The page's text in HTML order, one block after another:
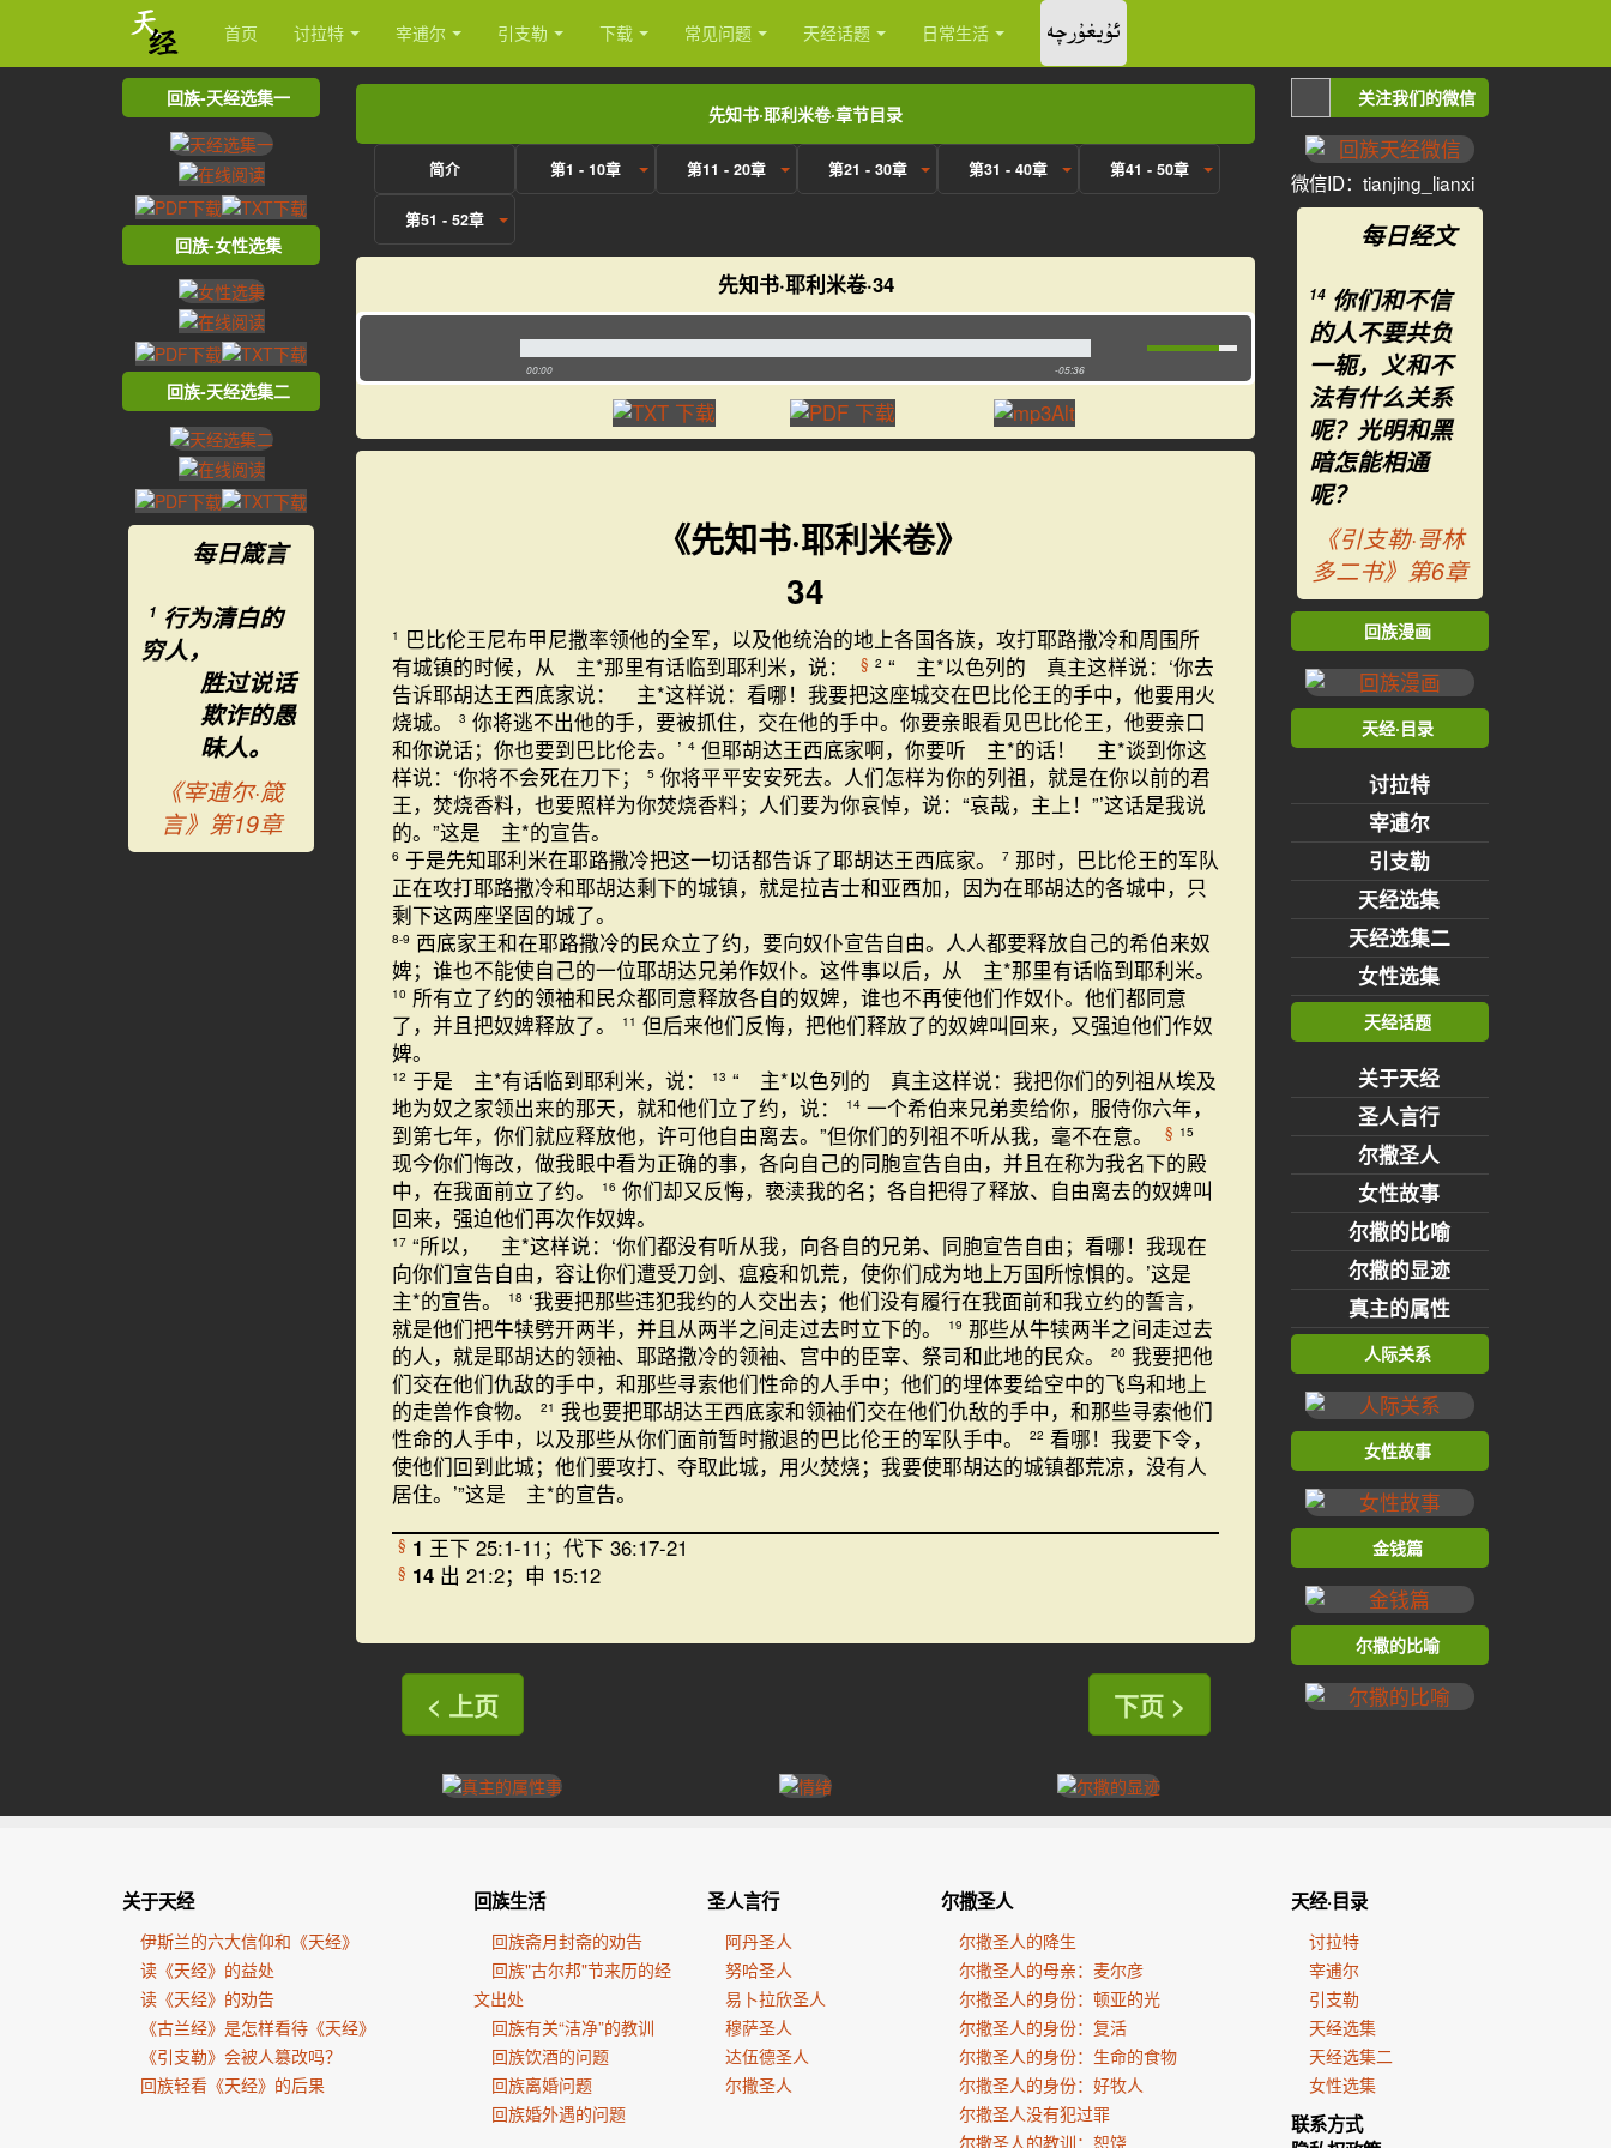
首页 讨拉特 宰逋尔 引支勒 下载 常见问题 天经话题 日常生活 ئۇيغۇرچە
先知书·耶利米卷·章节目录
简介 第1 - 10章 第11 - 20章 第21 - 30章 第31 - 40章 第41 - 50章
第51 - 52章
先知书·耶利米卷·34
00:00 -05:36
《先知书·耶利米卷》
34
1 巴比伦王尼布甲尼撒率领他的全军，以及他统治的地上各国各族，攻打耶路撒冷和周围所
有城镇的时候，从 主*那里有话临到耶利米，说：
§ 2 “ 主*以色列的 真主这样说：‘你去
告诉耶胡达王西底家说： 主*这样说：看哪！我要把这座城交在巴比伦王的手中，他要用火
烧城。
3 你将逃不出他的手，要被抓住，交在他的手中。你要亲眼看见巴比伦王，他要亲口
和你说话；你也要到巴比伦去。’ 4 但耶胡达王西底家啊，你要听 主*的话！ 主*谈到你这
样说：‘你将不会死在刀下；
5 你将平平安安死去。人们怎样为你的列祖，就是在你以前的君
王，焚烧香料，也要照样为你焚烧香料；人们要为你哀悼，说：“哀哉，主上！”’这话是我说
的。”这是 主*的宣告。
6 于是先知耶利米在耶路撒冷把这一切话都告诉了耶胡达王西底家。 7 那时，巴比伦王的军队
正在攻打耶路撒冷和耶胡达剩下的城镇，就是拉吉士和亚西加，因为在耶胡达的各城中，只
剩下这两座坚固的城了。
8-9 西底家王和在耶路撒冷的民众立了约，要向奴仆宣告自由。人人都要释放自己的希伯来奴
婢；谁也不能使自己的一位耶胡达兄弟作奴仆。这件事以后，从 主*那里有话临到耶利米。
10 所有立了约的领袖和民众都同意释放各自的奴婢，谁也不再使他们作奴仆。他们都同意
了，并且把奴婢释放了。
11 但后来他们反悔，把他们释放了的奴婢叫回来，又强迫他们作奴
婢。
12 于是 主*有话临到耶利米，说： 13 “ 主*以色列的 真主这样说：我把你们的列祖从埃及
地为奴之家领出来的那天，就和他们立了约，说：
14 一个希伯来兄弟卖给你，服侍你六年，
到第七年，你们就应释放他，许可他自由离去。”但你们的列祖不听从我，毫不在意。
§ 15
现今你们悔改，做我眼中看为正确的事，各向自己的同胞宣告自由，并且在称为我名下的殿
中，在我面前立了约。
16 你们却又反悔，亵渎我的名；各自把得了释放、自由离去的奴婢叫
回来，强迫他们再次作奴婢。
17 “所以， 主*这样说：‘你们都没有听从我，向各自的兄弟、同胞宣告自由；看哪！我现在
向你们宣告自由，容让你们遭受刀剑、瘟疫和饥荒，使你们成为地上万国所惊惧的。’这是
主*的宣告。
18 ‘我要把那些违犯我约的人交出去；他们没有履行在我面前和我立约的誓言，
就是他们把牛犊劈开两半，并且从两半之间走过去时立下的。
19 那些从牛犊两半之间走过去
的人，就是耶胡达的领袖、耶路撒冷的领袖、宫中的臣宰、祭司和此地的民众。
20 我要把他
们交在他们仇敌的手中，和那些寻索他们性命的人手中；他们的埋体要给空中的飞鸟和地上
的走兽作食物。
21 我也要把耶胡达王西底家和领袖们交在他们仇敌的手中，和那些寻索他们
性命的人手中，以及那些从你们面前暂时撤退的巴比伦王的军队手中。
22 看哪！我要下令，
使他们回到此城；他们要攻打、夺取此城，用火焚烧；我要使耶胡达的城镇都荒凉，没有人
居住。’”这是 主*的宣告。
§ 1 王下 25:1-11；代下 36:17-21
§ 14 出 21:2；申 15:12
< 上页 下页 >
回族-天经选集一
回族-女性选集
回族-天经选集二
每日箴言
1 行为清白的
穷人，
胜过说话
欺诈的愚
昧人。
《宰逋尔·箴
言》第19章
关注我们的微信
微信ID：tianjing_lianxi
每日经文
14 你们和不信
的人不要共负
一轭，义和不
法有什么关系
呢？光明和黑
暗怎能相通
呢？
《引支勒·哥林
多二书》第6章
回族漫画
天经·目录
讨拉特
宰逋尔
引支勒
天经选集
天经选集二
女性选集
天经话题
关于天经
圣人言行
尔撒圣人
女性故事
尔撒的比喻
尔撒的显迹
真主的属性
人际关系
女性故事
金钱篇
尔撒的比喻
关于天经
伊斯兰的六大信仰和《天经》
读《天经》的益处
读《天经》的劝告
《古兰经》是怎样看待《天经》
《引支勒》会被人篡改吗？
回族轻看《天经》的后果
回族生活
回族斋月封斋的劝告
回族"古尔邦"节来历的经
文出处
回族有关“洁净”的教训
回族饮酒的问题
回族离婚问题
回族婚外遇的问题
圣人言行
阿丹圣人
努哈圣人
易卜拉欣圣人
穆萨圣人
达伍德圣人
尔撒圣人
尔撒圣人
尔撒圣人的降生
尔撒圣人的母亲：麦尔彦
尔撒圣人的身份：顿亚的光
尔撒圣人的身份：复活
尔撒圣人的身份：生命的食物
尔撒圣人的身份：好牧人
尔撒圣人没有犯过罪
尔撒圣人的教训：恕饶
天经·目录
讨拉特
宰逋尔
引支勒
天经选集
天经选集二
女性选集
联系方式